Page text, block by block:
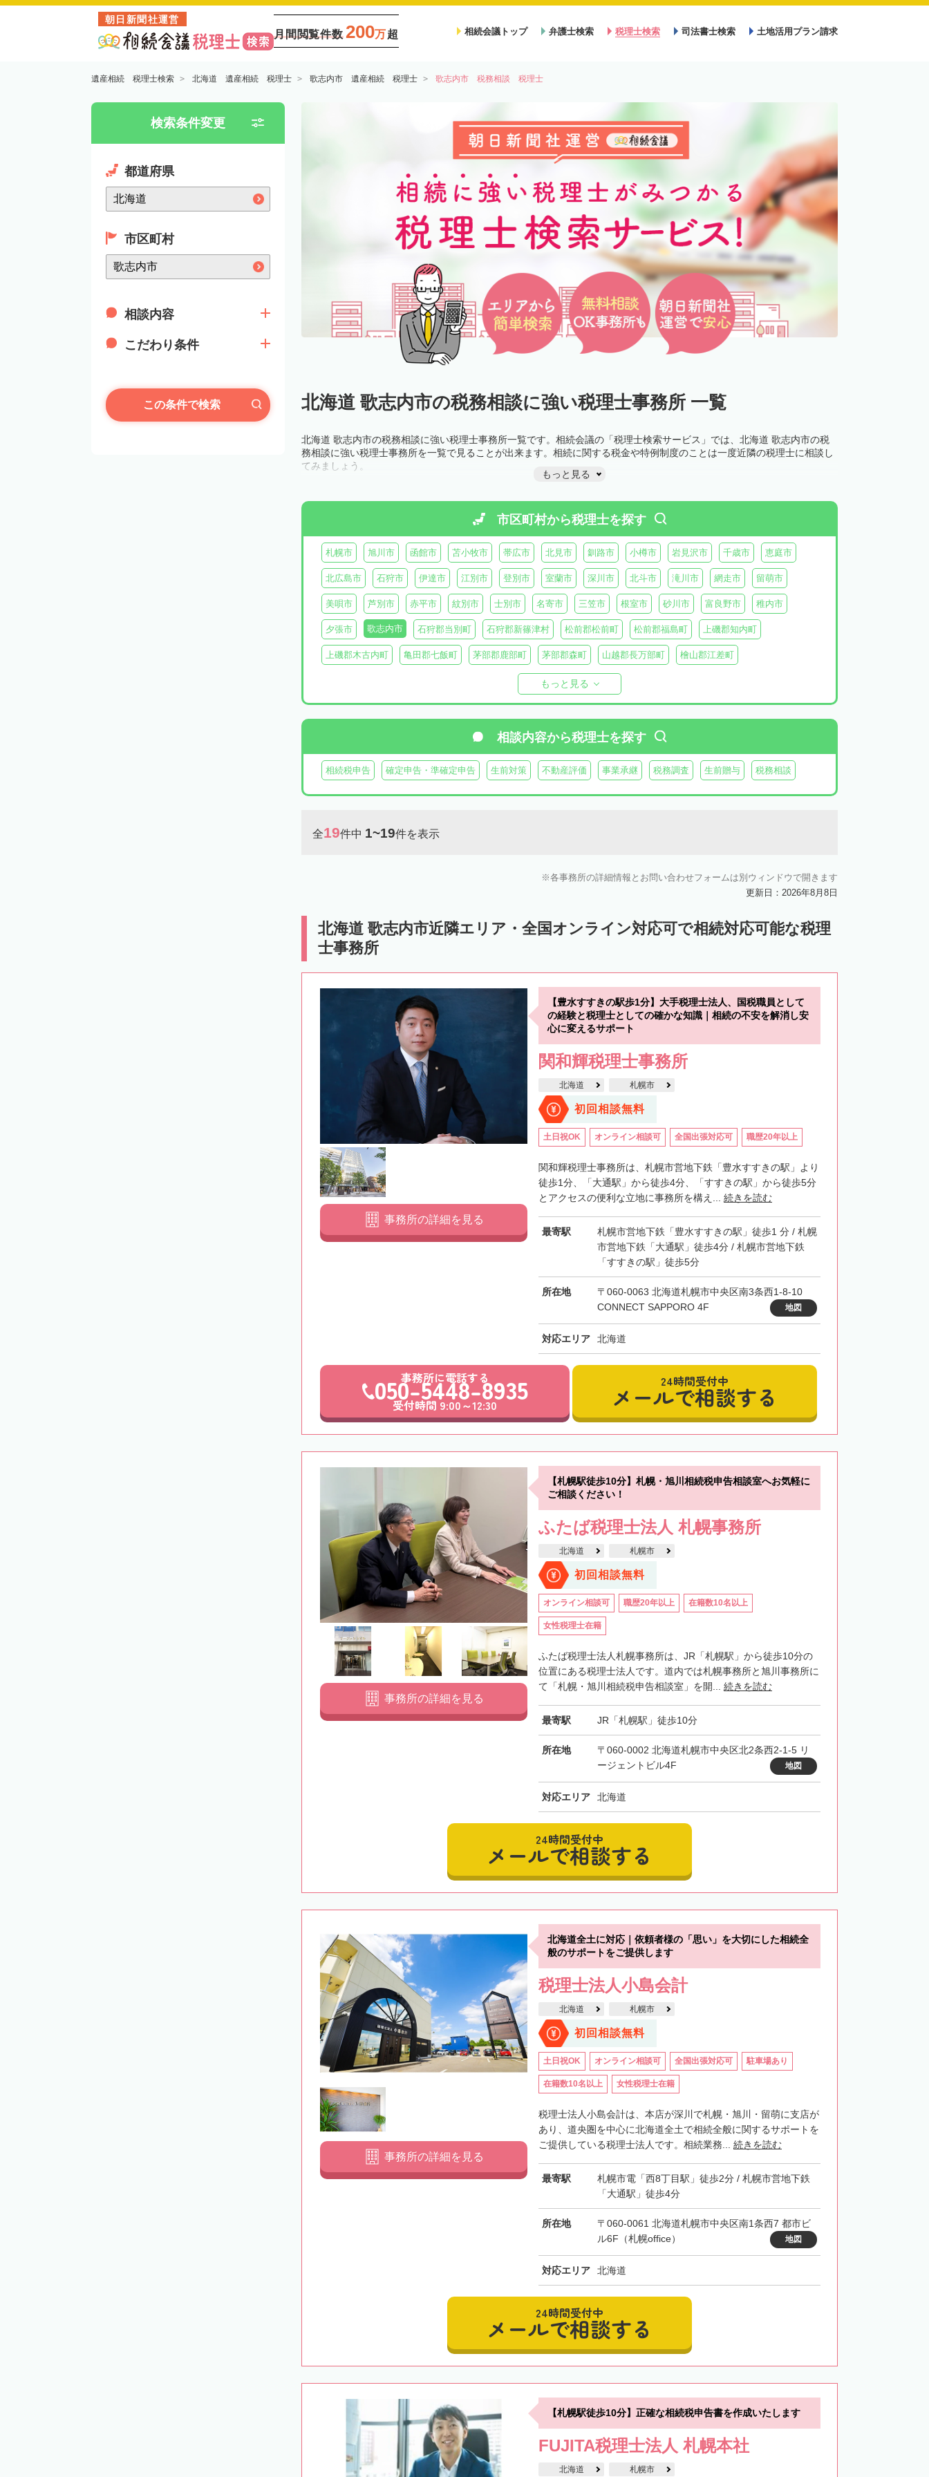
朝日新聞社運営
月間閲覧件数 200万超 相続会議トップ 弁護士検索 税理士検索 司法書士検索 土地活用プラン請求
遺産相続 税理士検索 北海道 遺産相続 税理士 歌志内市 遺産相続 税理士 歌志内市 税務相談 税理士
検索条件変更
都道府県
市区町村
相談内容
こだわり条件
この条件で検索 北海道 歌志内市の税務相談に強い税理士事務所 一覧
北海道 歌志内市の税務相談に強い税理士事務所一覧です。相続会議の「税理士検索サービス」では、北海道 歌志内市の税
務相談に強い税理士事務所を一覧で見ることが出来ます。相続に関する税金や特例制度のことは一度近隣の税理士に相談し
てみましょう。
もっと見る
市区町村から税理士を探す
札幌市 旭川市 函館市 苫小牧市 帯広市 北見市 釧路市 小樽市 岩見沢市 千歳市 恵庭市
北広島市 石狩市 伊達市 江別市 登別市 室蘭市 深川市 北斗市 滝川市 網走市 留萌市
美唄市 芦別市 赤平市 紋別市 士別市 名寄市 三笠市 根室市 砂川市 富良野市 稚内市
夕張市 歌志内市 石狩郡当別町 石狩郡新篠津村 松前郡松前町 松前郡福島町 上磯郡知内町
上磯郡木古内町 亀田郡七飯町 茅部郡鹿部町 茅部郡森町 山越郡長万部町 檜山郡江差町
奥尻郡奥尻町
島牧郡島牧村 寿都郡寿都町 寿都郡黒松内町 磯谷郡蘭越町 虻田郡ニセコ町 虻田郡倶知安町
虻田郡喜茂別町 虻田郡京極町 虻田郡豊浦町
岩内郡共和町 岩内郡岩内町 二海郡八雲町 古宇郡泊村 古宇郡神恵内村 古平郡古平町 積丹郡積丹町
余市郡仁木町 余市郡余市町 余市郡赤井川村 空知郡南幌町 空知郡奈井江町 空知郡上砂川町
樺戸郡月形町 樺戸郡浦臼町
上川郡比布町 上川郡愛別町 上川郡上川町 上川郡東川町
中川郡美深町 中川郡音威子府村 中川郡中川町 中川郡幕別町 中川郡池田町 中川郡豊頃町
天塩郡遠別町 天塩郡天塩町 天塩郡豊富町 天塩郡幌延町 宗谷郡猿払村 枝幸郡浜頓別町
枝幸郡枝幸町 利尻郡利尻町 利尻郡利尻富士町 網走郡美幌町
網走郡大空町 斜里郡斜里町
常呂郡置戸町 常呂郡佐呂間町 紋別郡湧別町 紋別郡滝上町 紋別郡興部町
紋別郡西興部村 紋別郡雄武町 白老郡白老町 沙流郡日高町
様似郡様似町 幌泉郡えりも町 日高郡新ひだか町 河東郡音更町
河東郡上士幌町 河東郡鹿追町 河西郡芽室町 河西郡中札内村 河西郡更別村 広尾郡大樹町
広尾郡広尾町 十勝郡浦幌町 釧路郡釧路町 厚岸郡厚岸町 厚岸郡浜中町
川上郡標茶町 白糠郡白糠町 野付郡別海町 標津郡中標津町
標津郡標津町 目梨郡羅臼町
もっと見る
相談内容から税理士を探す
相続税申告 確定申告・準確定申告 生前対策 不動産評価 事業承継 税務調査 生前贈与 税務相談
全19件中 1~19件を表示
各事務所の詳細情報とお問い合わせフォームは別ウィンドウで開きます
更新日：2026年8月8日
北海道 歌志内市近隣エリア・全国オンライン対応可で相続対応可能な税理
士事務所
【豊水すすきの駅歩1分】大手税理士法人、国税職員として
の経験と税理士としての確かな知識｜相続の不安を解消し安
心に変えるサポート
関和輝税理士事務所
北海道 札幌市
初回相談無料
土日祝OK オンライン相談可 全国出張対応可 職歴20年以上
関和輝税理士事務所は、札幌市営地下鉄「豊水すすきの駅」より
徒歩1分、「大通駅」から徒歩4分、「すすきの駅」から徒歩5分
とアクセスの便利な立地に事務所を構え... 続きを読む
最寄駅
札幌市営地下鉄「豊水すすきの駅」徒歩1 分 / 札幌
市営地下鉄「大通駅」徒歩4分 / 札幌市営地下鉄
「すすきの駅」徒歩5分
所在地
〒060-0063 北海道札幌市中央区南3条西1-8-10
CONNECT SAPPORO 4F
地図
対応エリア 北海道
事務所の詳細を見る
事務所に電話する
050-5448-8935
受付時間 9:00～12:30
24時間受付中
メールで相談する
【札幌駅徒歩10分】札幌・旭川相続税申告相談室へお気軽に
ご相談ください！
ふたば税理士法人 札幌事務所
北海道 札幌市
初回相談無料
オンライン相談可 職歴20年以上 在籍数10名以上
女性税理士在籍
ふたば税理士法人札幌事務所は、JR「札幌駅」から徒歩10分の
位置にある税理士法人です。道内では札幌事務所と旭川事務所に
て「札幌・旭川相続税申告相談室」を開... 続きを読む
最寄駅 JR「札幌駅」徒歩10分
所在地
〒060-0002 北海道札幌市中央区北2条西2-1-5 リ
ージェントビル4F
地図
対応エリア 北海道
事務所の詳細を見る
24時間受付中
メールで相談する
北海道全土に対応｜依頼者様の「思い」を大切にした相続全
般のサポートをご提供します
税理士法人小島会計
北海道 札幌市
初回相談無料
土日祝OK オンライン相談可 全国出張対応可 駐車場あり
在籍数10名以上 女性税理士在籍
税理士法人小島会計は、本店が深川で札幌・旭川・留萌に支店が
あり、道央圏を中心に北海道全土で相続全般に関するサポートを
ご提供している税理士法人です。相続業務... 続きを読む
最寄駅
札幌市電「西8丁目駅」徒歩2分 / 札幌市営地下鉄
「大通駅」徒歩4分
所在地
〒060-0061 北海道札幌市中央区南1条西7 都市ビ
ル6F（札幌office）
地図
対応エリア 北海道
事務所の詳細を見る
24時間受付中
メールで相談する
【札幌駅徒歩10分】正確な相続税申告書を作成いたします
FUJITA税理士法人 札幌本社
北海道 札幌市